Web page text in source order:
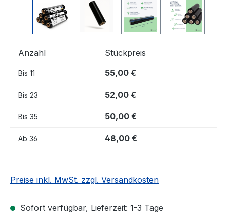
Anzahl Stückpreis
Bis 11 55,00 €
Bis 23 52,00 €
Bis 35 50,00 €
Ab 36 48,00 €
Preise inkl. MwSt. zzgl. Versandkosten
Sofort verfügbar, Lieferzeit: 1-3 Tage